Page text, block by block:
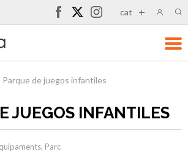
cat
Parque de juegos infantiles
JUEGOS INFANTILES
, Parc